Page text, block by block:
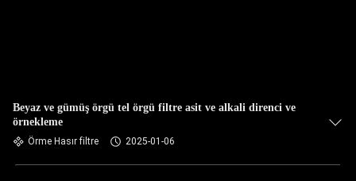
Beyaz ve gümüş örgü tel örgü filtre asit ve alkali direnci ve
örnekleme
Örme Hasır filtre 2025-01-06